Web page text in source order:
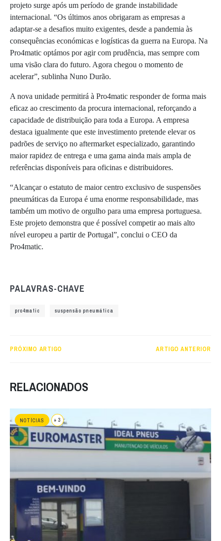
projeto surge após um período de grande instabilidade
internacional. “Os últimos anos obrigaram as empresas a
adaptar-se a desafios muito exigentes, desde a pandemia às
consequências económicas e logísticas da guerra na Europa. Na
Pro4matic optámos por agir com prudência, mas sempre com
uma visão clara do futuro. Agora chegou o momento de
acelerar”, sublinha Nuno Durão.
A nova unidade permitirá à Pro4matic responder de forma mais
eficaz ao crescimento da procura internacional, reforçando a
capacidade de distribuição para toda a Europa. A empresa
destaca igualmente que este investimento pretende elevar os
padrões de serviço no aftermarket especializado, garantindo
maior rapidez de entrega e uma gama ainda mais ampla de
referências disponíveis para oficinas e distribuidores.
“Alcançar o estatuto de maior centro exclusivo de suspensões
pneumáticas da Europa é uma enorme responsabilidade, mas
também um motivo de orgulho para uma empresa portuguesa.
Este projeto demonstra que é possível competir ao mais alto
nível europeu a partir de Portugal”, conclui o CEO da
Pro4matic.
PALAVRAS-CHAVE
pro4matic suspensão pneumática
PRÓXIMO ARTIGO ARTIGO ANTERIOR
RELACIONADOS
NOTÍCIAS + 3